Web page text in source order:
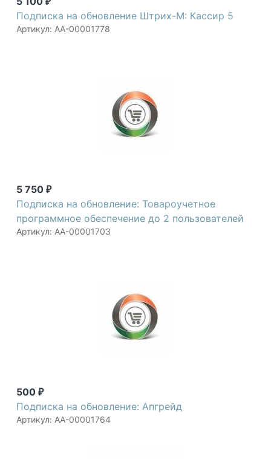
₽
Подписка на обновление Штрих-М: Кассир 5
Артикул: АА-00001778
5 750 ₽
Подписка на обновление: Товароучетное
программное обеспечение до 2 пользователей
Артикул: АА-00001703
500 ₽
Подписка на обновление: Апгрейд
Артикул: АА-00001764